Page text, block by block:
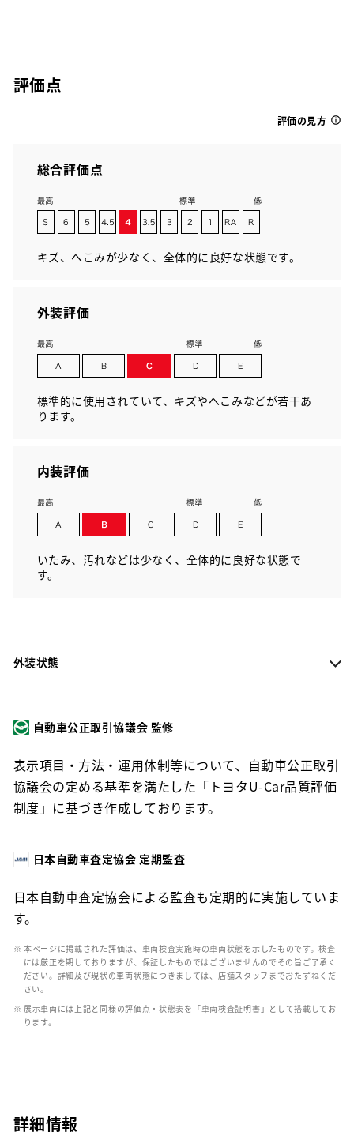
評価点
評価の見方
総合評価点
キズ、へこみが少なく、全体的に良好な状態です。
外装評価
標準的に使用されていて、キズやへこみなどが若干あ
ります。
内装評価
いたみ、汚れなどは少なく、全体的に良好な状態で
す。
外装状態
自動車公正取引協議会 監修
表示項目・方法・運用体制等について、自動車公正取引
協議会の定める基準を満たした「トヨタU-Car品質評価
制度」に基づき作成しております。
日本自動車査定協会 定期監査
日本自動車査定協会による監査も定期的に実施していま
す。
※ 本ページに掲載された評価は、車両検査実施時の車両状態を示したものです。検査
には厳正を期しておりますが、保証したものではございませんのでその旨ご了承く
ださい。詳細及び現状の車両状態につきましては、店舗スタッフまでおたずねくだ
さい。
※ 展示車両には上記と同様の評価点・状態表を「車両検査証明書」として搭載してお
ります。
詳細情報